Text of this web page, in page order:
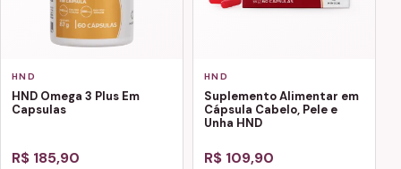
HND
HND Omega 3 Plus Em
Capsulas
R$ 185,90
HND
Suplemento Alimentar em
Cápsula Cabelo, Pele e
Unha HND
R$ 109,90